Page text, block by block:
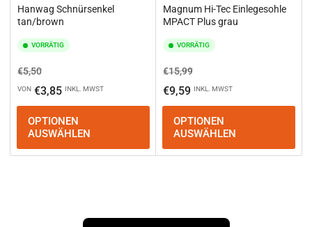
Hanwag Schnürsenkel
tan/brown
VORRÄTIG
Normaler
Preis
€5,50Ausverkaufspreis
VON €3,85 INKL. MWST
OPTIONEN
AUSWÄHLEN
Magnum Hi-Tec Einlegesohle
MPACT Plus grau
VORRÄTIG
Normaler
Preis
€15,99Ausverkaufspreis
€9,59 INKL. MWST
OPTIONEN
AUSWÄHLEN